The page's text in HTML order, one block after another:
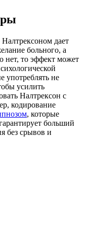
дает
больного, а
нет, то эффект может
употреблять не
усилить
Налтрексон с
кодирование
, которые
больший
без срывов и